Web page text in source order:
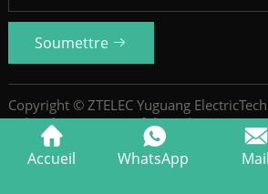
Soumettre
Copyright © ZTELEC Yuguang
Ltd.Politique De Confidentialité SiteMap
Accueil WhatsApp Mail